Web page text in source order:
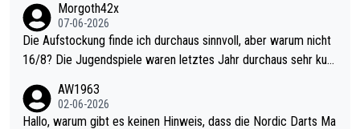
Morgoth42x
07-06-2026
Die Aufstockung finde ich durchaus sinnvoll, aber warum nicht
16/8? Die Jugendspiele waren letztes Jahr durchaus sehr kurz
Allerdings ist Mitchell Lawrie als Nummer 1 der Welt eh qualifi
ziert. Somit ändert die automatische Qualifikation des Weltmei
AW1963
02-06-2026
Hallo, warum gibt es keinen Hinweis, dass die Nordic Darts Ma